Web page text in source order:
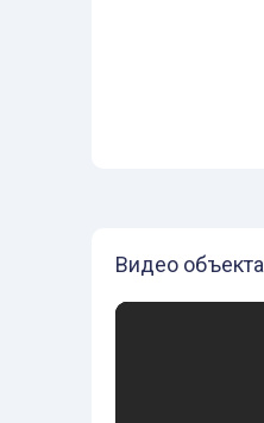
Видео объекта